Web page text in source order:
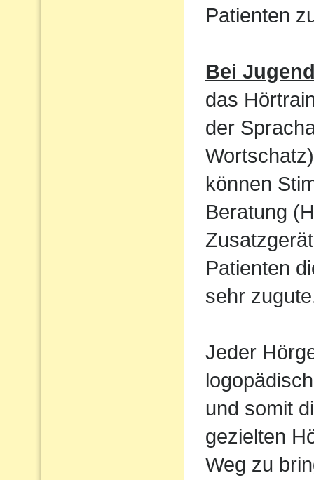
Patienten
Bei
das
der
können
Beratung
Patienten
sehr
Jeder
und somit
gezielten
Weg zu